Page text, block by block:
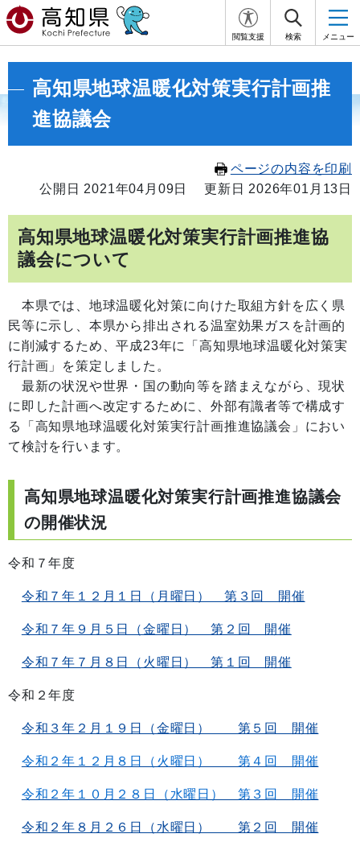
閲覧支援 検索 メニュー
高知県地球温暖化対策実行計画推
進協議会
ページの内容を印刷
公開日 2021年04月09日
更新日 2026年01月13日
高知県地球温暖化対策実行計画推進協
議会について
本県では、地球温暖化対策に向けた取組方針を広く県
民等に示し、本県から排出される温室効果ガスを計画的
に削減するため、平成23年に「高知県地球温暖化対策実
行計画」を策定しました。
最新の状況や世界・国の動向等を踏まえながら、現状
に即した計画へ改定するために、外部有識者等で構成す
る「高知県地球温暖化対策実行計画推進協議会」におい
て検討を行います。
高知県地球温暖化対策実行計画推進協議会
の開催状況
令和７年度
令和７年１２月１日（月曜日） 第３回 開催
令和７年９月５日（金曜日） 第２回 開催
令和７年７月８日（火曜日） 第１回 開催
令和２年度
令和３年２月１９日（金曜日） 第５回 開催
令和２年１２月８日（火曜日） 第４回 開催
令和２年１０月２８日（水曜日） 第３回 開催
令和２年８月２６日（水曜日） 第２回 開催